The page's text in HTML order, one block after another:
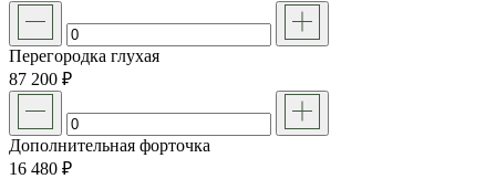
Перегородка глухая
87 200 ₽
Дополнительная форточка
16 480 ₽